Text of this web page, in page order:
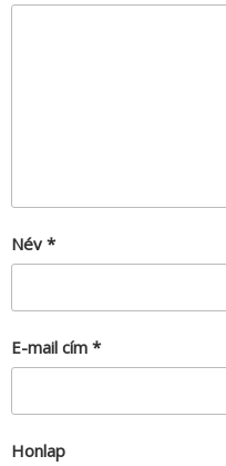
Név *
E-mail cím *
Honlap